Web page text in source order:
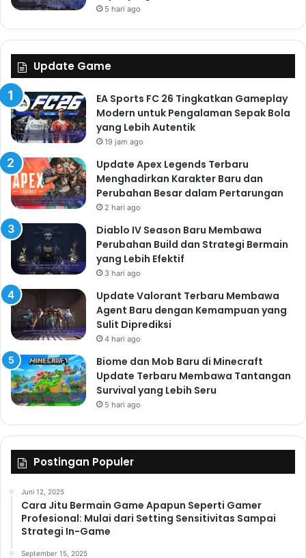
5 hari ago
Update Game
EA Sports FC 26 Tingkatkan Gameplay
Modern untuk Pengalaman Sepak Bola
yang Lebih Autentik
19 jam ago
Update Apex Legends Terbaru
Menghadirkan Karakter Baru dan
Perubahan Besar dalam Pertarungan
2 hari ago
Diablo IV Season Baru Membawa
Perubahan Build dan Strategi Bermain
yang Lebih Efektif
3 hari ago
Update Valorant Terbaru Membawa
Agent Baru dengan Kemampuan yang
Sulit Diprediksi
4 hari ago
Biome dan Mob Baru di Minecraft
Update Terbaru Membawa Tantangan
Survival yang Lebih Seru
5 hari ago
Postingan Populer
Juni 12, 2025
Cara Jitu Bermain Game Apapun Seperti Gamer
Profesional: Mulai dari Setting Sensitivitas Sampai
Strategi In-Game
September 15, 2025